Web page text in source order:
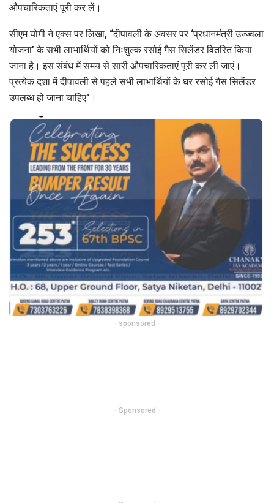
औपचारिकताएं पूरी कर लें।
सीएम योगी ने एक्स पर लिखा, “दीपावली के अवसर पर ‘प्रधानमंत्री उज्ज्वला
योजना’ के सभी लाभार्थियों को निःशुल्क रसोई गैस सिलेंडर वितरित किया
जाना है। इस संबंध में समय से सारी औपचारिकताएं पूरी कर ली जाएं।
प्रत्येक दशा में दीपावली से पहले सभी लाभार्थियों के घर रसोई गैस सिलेंडर
उपलब्ध हो जाना चाहिए”।
- sponsored -
- Sponsored -